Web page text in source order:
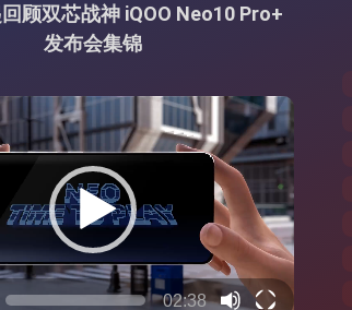
顾双芯战神 iQOO Neo10 Pro+
发布会集锦
02:38